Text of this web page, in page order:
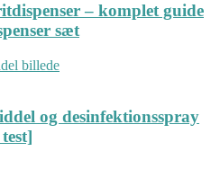
– komplet guide
sæt
og desinfektionsspray